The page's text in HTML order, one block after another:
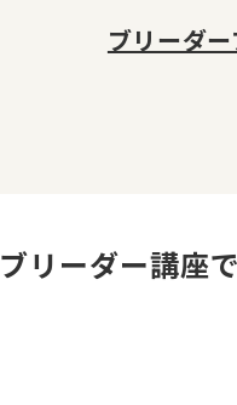
ブリーダ
ブリーダー講座